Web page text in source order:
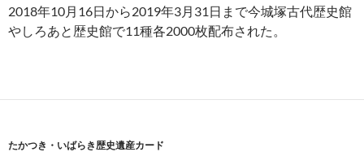
2018年10月16日から2019年3月31日まで今城塚古代歴史館
やしろあと歴史館で11種各2000枚配布された。
たかつき・いばらき歴史遺産カード